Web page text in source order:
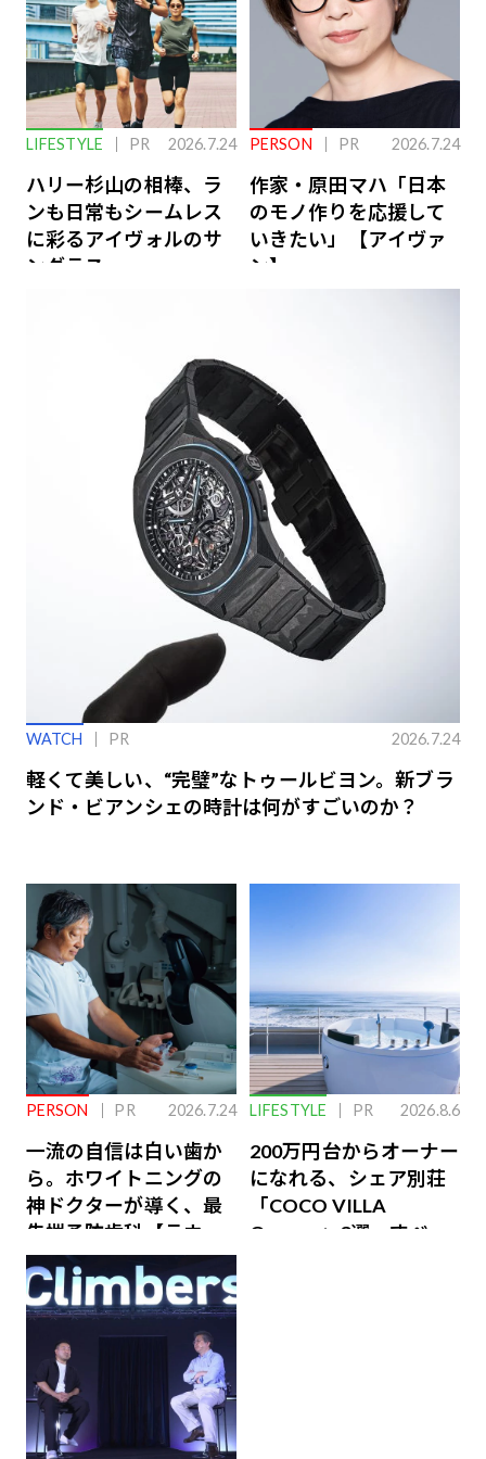
LIFESTYLE PR 2026.7.24
ハリー杉山の相棒、ラ
ンも日常もシームレス
に彩るアイヴォルのサ
ングラス
PERSON PR 2026.7.24
作家・原田マハ「日本
のモノ作りを応援して
いきたい」【アイヴァ
ン】
WATCH PR 2026.7.24
軽くて美しい、“完璧”なトゥールビヨン。新ブラ
ンド・ビアンシェの時計は何がすごいのか？
PERSON PR 2026.7.24
一流の自信は白い歯か
ら。ホワイトニングの
神ドクターが導く、最
先端予防歯科【ラウン
ジ会員特典あり】
LIFESTYLE PR 2026.8.6
200万円台からオーナー
になれる、シェア別荘
「COCO VILLA
Owners」3選。すべて